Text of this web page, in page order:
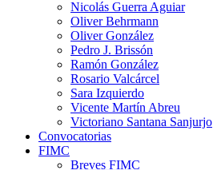
Nicolás Guerra Aguiar
Oliver Behrmann
Oliver González
Pedro J. Brissón
Ramón González
Rosario Valcárcel
Sara Izquierdo
Vicente Martín Abreu
Victoriano Santana Sanjurjo
Convocatorias
FIMC
Breves FIMC